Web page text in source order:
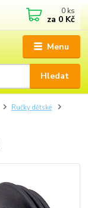
Menu
Hledat
0 ks
za 0 Kč
Ručky dětské